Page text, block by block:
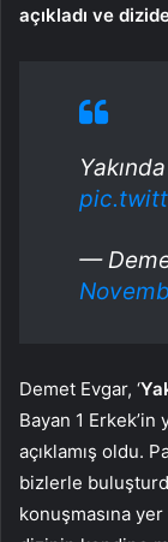
açıkladı ve
—
Demet Evgar, ‘
Bayan 1
açıklamış oldu.
bizlerle
konuşmasına